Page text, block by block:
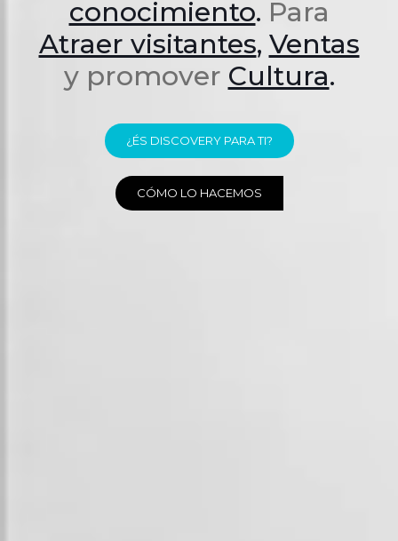
conocimiento. Para
Atraer visitantes, Ventas
y promover Cultura.
¿ÉS DISCOVERY PARA TI?
CÓMO LO HACEMOS